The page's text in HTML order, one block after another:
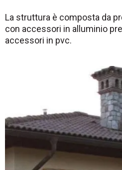
La struttura è composta da
con accessori in alluminio
accessori in pvc.